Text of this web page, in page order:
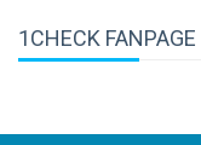
1CHECK FANPAGE